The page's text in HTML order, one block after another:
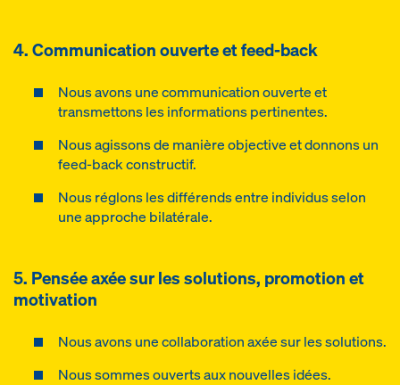
4. Communication ouverte et feed-back
Nous avons une communication ouverte et
transmettons les informations pertinentes.
Nous agissons de manière objective et donnons un
feed-back constructif.
Nous réglons les différends entre individus selon
une approche bilatérale.
5. Pensée axée sur les solutions, promotion et
motivation
Nous avons une collaboration axée sur les solutions.
Nous sommes ouverts aux nouvelles idées.